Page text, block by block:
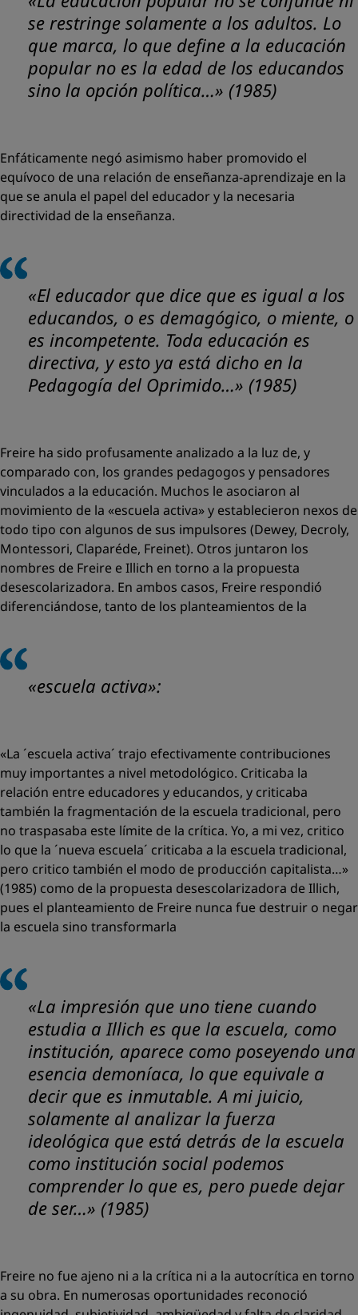
se restringe solamente a los adultos. Lo
que marca, lo que define a la educación
popular no es la edad de los educandos
sino la opción política…» (1985)
Enfáticamente negó asimismo haber promovido el
equívoco de una relación de enseñanza-aprendizaje en la
que se anula el papel del educador y la necesaria
directividad de la enseñanza.
«El educador que dice que es igual a los
educandos, o es demagógico, o miente, o
es incompetente. Toda educación es
directiva, y esto ya está dicho en la
Pedagogía del Oprimido…» (1985)
Freire ha sido profusamente analizado a la luz de, y
comparado con, los grandes pedagogos y pensadores
vinculados a la educación. Muchos le asociaron al
movimiento de la «escuela activa»y establecieron nexos de
todo tipo con algunos de sus impulsores (Dewey, Decroly,
Montessori, Claparéde, Freinet). Otros juntaron los
nombres de Freire e Illich en torno a la propuesta
desescolarizadora. En ambos casos, Freire respondió
diferenciándose, tanto de los planteamientos de la
«escuela activa»:
«La ´escuela activa´ trajo efectivamente contribuciones
muy importantes a nivel metodológico. Criticaba la
relación entre educadores y educandos, y criticaba
también la fragmentación de la escuela tradicional, pero
no traspasaba este límite de la crítica. Yo, a mi vez, critico
lo que la ´nueva escuela´ criticaba a la escuela tradicional,
pero critico también el modo de producción capitalista…»
(1985) como de la propuesta desescolarizadora de Illich,
pues el planteamiento de Freire nunca fue destruir o negar
la escuela sino transformarla
«La impresión que uno tiene cuando
estudia a Illich es que la escuela, como
institución, aparece como poseyendo una
esencia demoníaca, lo que equivale a
decir que es inmutable. A mi juicio,
solamente al analizar la fuerza
ideológica que está detrás de la escuela
como institución social podemos
comprender lo que es, pero puede dejar
de ser…» (1985)
Freire no fue ajeno ni a la crítica ni a la autocrítica en torno
a su obra. En numerosas oportunidades reconoció